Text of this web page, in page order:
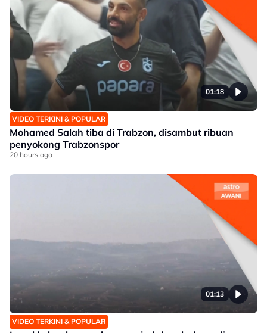
01:18
VIDEO TERKINI & POPULAR
Mohamed Salah tiba di Trabzon, disambut ribuan
penyokong Trabzonspor
20 hours ago
01:13
VIDEO TERKINI & POPULAR